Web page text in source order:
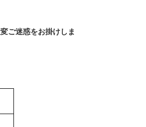
ご迷惑をお掛けしま